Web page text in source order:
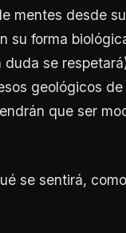
mentes desde
su forma
se
geológicos
que ser
se sentirá,